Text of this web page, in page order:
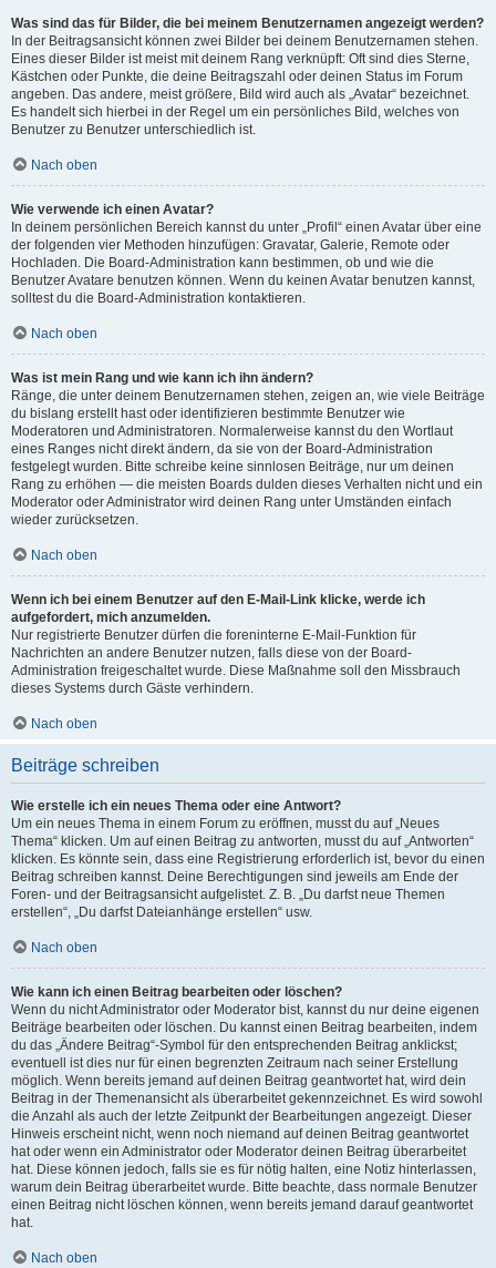
Was sind das für Bilder, die bei meinem Benutzernamen angezeigt werden?
In der Beitragsansicht können zwei Bilder bei deinem Benutzernamen stehen.
Eines dieser Bilder ist meist mit deinem Rang verknüpft: Oft sind dies Sterne,
Kästchen oder Punkte, die deine Beitragszahl oder deinen Status im Forum
angeben. Das andere, meist größere, Bild wird auch als „Avatar“ bezeichnet.
Es handelt sich hierbei in der Regel um ein persönliches Bild, welches von
Benutzer zu Benutzer unterschiedlich ist.
Nach oben
Wie verwende ich einen Avatar?
In deinem persönlichen Bereich kannst du unter „Profil“ einen Avatar über eine
der folgenden vier Methoden hinzufügen: Gravatar, Galerie, Remote oder
Hochladen. Die Board-Administration kann bestimmen, ob und wie die
Benutzer Avatare benutzen können. Wenn du keinen Avatar benutzen kannst,
solltest du die Board-Administration kontaktieren.
Nach oben
Was ist mein Rang und wie kann ich ihn ändern?
Ränge, die unter deinem Benutzernamen stehen, zeigen an, wie viele Beiträge
du bislang erstellt hast oder identifizieren bestimmte Benutzer wie
Moderatoren und Administratoren. Normalerweise kannst du den Wortlaut
eines Ranges nicht direkt ändern, da sie von der Board-Administration
festgelegt wurden. Bitte schreibe keine sinnlosen Beiträge, nur um deinen
Rang zu erhöhen — die meisten Boards dulden dieses Verhalten nicht und ein
Moderator oder Administrator wird deinen Rang unter Umständen einfach
wieder zurücksetzen.
Nach oben
Wenn ich bei einem Benutzer auf den E-Mail-Link klicke, werde ich
aufgefordert, mich anzumelden.
Nur registrierte Benutzer dürfen die foreninterne E-Mail-Funktion für
Nachrichten an andere Benutzer nutzen, falls diese von der Board-
Administration freigeschaltet wurde. Diese Maßnahme soll den Missbrauch
dieses Systems durch Gäste verhindern.
Nach oben
Beiträge schreiben
Wie erstelle ich ein neues Thema oder eine Antwort?
Um ein neues Thema in einem Forum zu eröffnen, musst du auf „Neues
Thema“ klicken. Um auf einen Beitrag zu antworten, musst du auf „Antworten“
klicken. Es könnte sein, dass eine Registrierung erforderlich ist, bevor du einen
Beitrag schreiben kannst. Deine Berechtigungen sind jeweils am Ende der
Foren- und der Beitragsansicht aufgelistet. Z. B. „Du darfst neue Themen
erstellen“, „Du darfst Dateianhänge erstellen“ usw.
Nach oben
Wie kann ich einen Beitrag bearbeiten oder löschen?
Wenn du nicht Administrator oder Moderator bist, kannst du nur deine eigenen
Beiträge bearbeiten oder löschen. Du kannst einen Beitrag bearbeiten, indem
du das „Ändere Beitrag“-Symbol für den entsprechenden Beitrag anklickst;
eventuell ist dies nur für einen begrenzten Zeitraum nach seiner Erstellung
möglich. Wenn bereits jemand auf deinen Beitrag geantwortet hat, wird dein
Beitrag in der Themenansicht als überarbeitet gekennzeichnet. Es wird sowohl
die Anzahl als auch der letzte Zeitpunkt der Bearbeitungen angezeigt. Dieser
Hinweis erscheint nicht, wenn noch niemand auf deinen Beitrag geantwortet
hat oder wenn ein Administrator oder Moderator deinen Beitrag überarbeitet
hat. Diese können jedoch, falls sie es für nötig halten, eine Notiz hinterlassen,
warum dein Beitrag überarbeitet wurde. Bitte beachte, dass normale Benutzer
einen Beitrag nicht löschen können, wenn bereits jemand darauf geantwortet
hat.
Nach oben